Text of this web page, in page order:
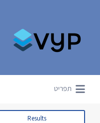
תפריט
Results